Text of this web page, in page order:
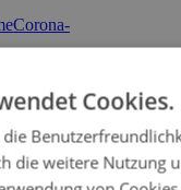
Corona-
Cookies.
die weitere Nutzung